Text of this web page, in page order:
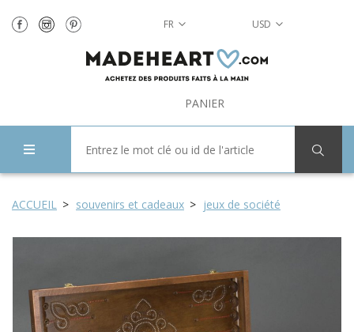
FR USD
PANIER
ACCUEIL souvenirs et cadeaux jeux de société